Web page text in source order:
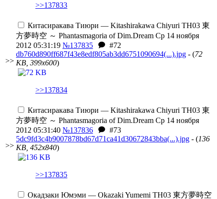
>>137833
>>
Китасиракава Тиюри — Kitashirakawa Chiyuri TH03 東
方夢時空 ～ Phantasmagoria of Dim.Dream Ср 14 ноября
2012 05:31:19 №137835
#72
db760d890ff687f43e8edf805ab3dd6751090694(...).jpg - (72
KB, 399x600)
>>137834
>>
Китасиракава Тиюри — Kitashirakawa Chiyuri TH03 東
方夢時空 ～ Phantasmagoria of Dim.Dream Ср 14 ноября
2012 05:31:40 №137836
#73
5dc9fd3c4b9007878bd67d71ca41d30672843bba(...).jpg - (136
KB, 452x840)
>>137835
Окадзаки Юмэми — Okazaki Yumemi TH03 東方夢時空